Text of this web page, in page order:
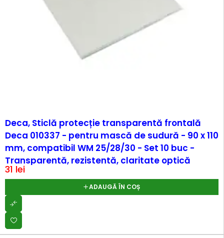
Deca, Sticlă protecție transparentă frontală
Deca 010337 - pentru mască de sudură - 90 x 110
mm, compatibil WM 25/28/30 - Set 10 buc -
Transparentă, rezistentă, claritate optică
31 lei
ADAUGĂ ÎN COȘ